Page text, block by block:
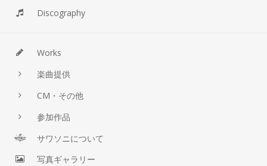
Discography
Works
楽曲提供
CM・その他
参加作品
サワソニについて
写真ギャラリー